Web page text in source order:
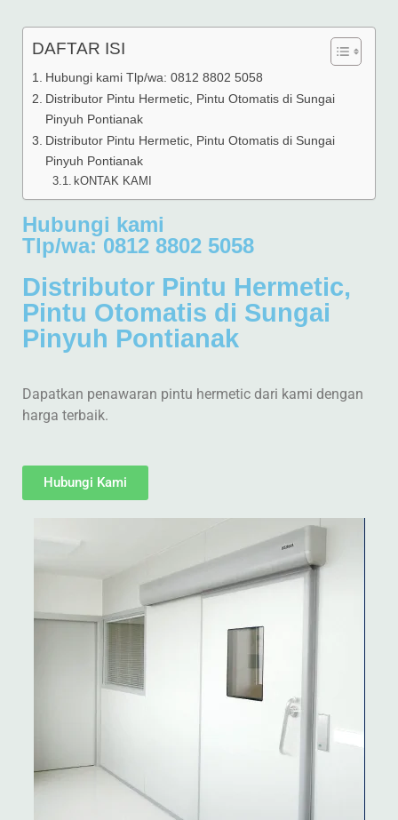
DAFTAR ISI
Hubungi kami Tlp/wa: 0812 8802 5058
Distributor Pintu Hermetic, Pintu Otomatis di Sungai
Pinyuh Pontianak
Distributor Pintu Hermetic, Pintu Otomatis di Sungai
Pinyuh Pontianak
kONTAK KAMI
Hubungi kami
Tlp/wa: 0812 8802 5058
Distributor Pintu Hermetic,
Pintu Otomatis di Sungai
Pinyuh Pontianak
Dapatkan penawaran pintu hermetic dari kami dengan
harga terbaik.
Hubungi Kami